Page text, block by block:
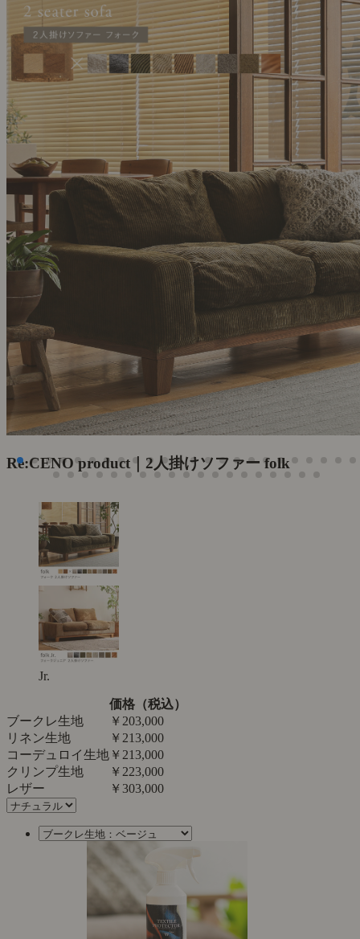
Re:CENO product｜2人掛けソファー folk
Jr.
価格（税込）
ブークレ生地
￥203,000
リネン生地
￥213,000
コーデュロイ生地 ￥213,000
クリンプ生地
￥223,000
レザー
￥303,000